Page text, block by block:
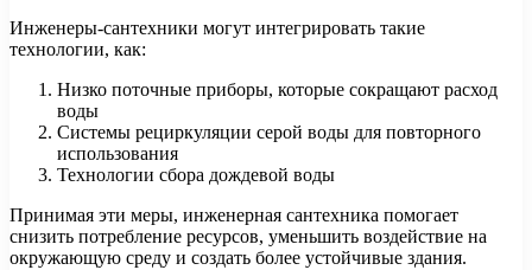
Инженеры-сантехники могут интегрировать такие
технологии, как:
Низко поточные приборы, которые сокращают расход
воды
Системы рециркуляции серой воды для повторного
использования
Технологии сбора дождевой воды
Принимая эти меры, инженерная сантехника помогает
снизить потребление ресурсов, уменьшить воздействие на
окружающую среду и создать более устойчивые здания.